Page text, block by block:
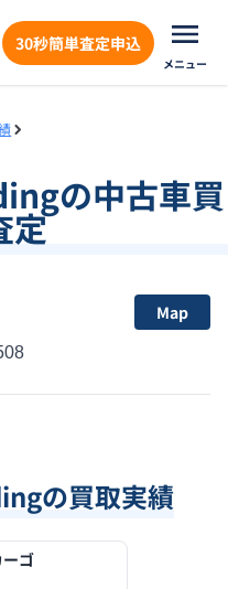
30秒簡単査定申込
メニュー
の中古車買
定
Map
の買取実績
ゴ